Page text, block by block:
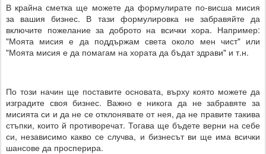
В крайна сметка ще можете да формулирате по-висша мисия
за вашия бизнес. В тази формулировка не забравяйте да
включите пожелание за доброто на всички хора. Например:
"Моята мисия е да поддържам света около мен чист" или
"Моята мисия е да помагам на хората да бъдат здрави" и т.н.
По този начин ще поставите основата, върху която можете да
изградите своя бизнес. Важно е никога да не забравяте за
мисията си и да не се отклонявате от нея, да не правите такива
стъпки, които й противоречат. Тогава ще бъдете верни на себе
си, независимо какво се случва, и бизнесът ви ще има всички
шансове да просперира.